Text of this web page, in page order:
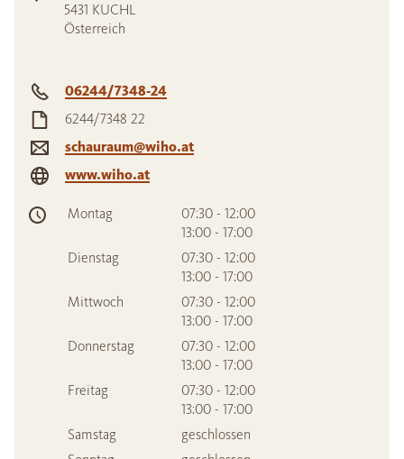
5431 KUCHL
Österreich
06244/7348-24
6244/7348 22
schauraum@wiho.at
www.wiho.at
Montag
07:30 - 12:00
13:00 - 17:00
Dienstag
07:30 - 12:00
13:00 - 17:00
Mittwoch
07:30 - 12:00
13:00 - 17:00
Donnerstag
07:30 - 12:00
13:00 - 17:00
Freitag
07:30 - 12:00
13:00 - 17:00
Samstag
geschlossen